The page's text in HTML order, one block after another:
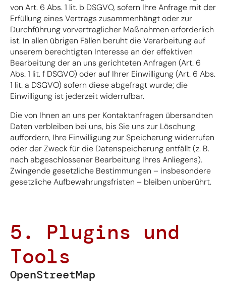
von Art. 6 Abs. 1 lit. b DSGVO, sofern Ihre Anfrage mit der
Erfüllung eines Vertrags zusammenhängt oder zur
Durchführung vorvertraglicher Maßnahmen erforderlich
ist. In allen übrigen Fällen beruht die Verarbeitung auf
unserem berechtigten Interesse an der effektiven
Bearbeitung der an uns gerichteten Anfragen (Art. 6
Abs. 1 lit. f DSGVO) oder auf Ihrer Einwilligung (Art. 6 Abs.
1 lit. a DSGVO) sofern diese abgefragt wurde; die
Einwilligung ist jederzeit widerrufbar.
Die von Ihnen an uns per Kontaktanfragen übersandten
Daten verbleiben bei uns, bis Sie uns zur Löschung
auffordern, Ihre Einwilligung zur Speicherung widerrufen
oder der Zweck für die Datenspeicherung entfällt (z. B.
nach abgeschlossener Bearbeitung Ihres Anliegens).
Zwingende gesetzliche Bestimmungen – insbesondere
gesetzliche Aufbewahrungsfristen – bleiben unberührt.
5. Plugins und
Tools
OpenStreetMap